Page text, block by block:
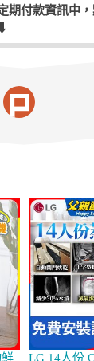
期付款資訊中
LG 14人份